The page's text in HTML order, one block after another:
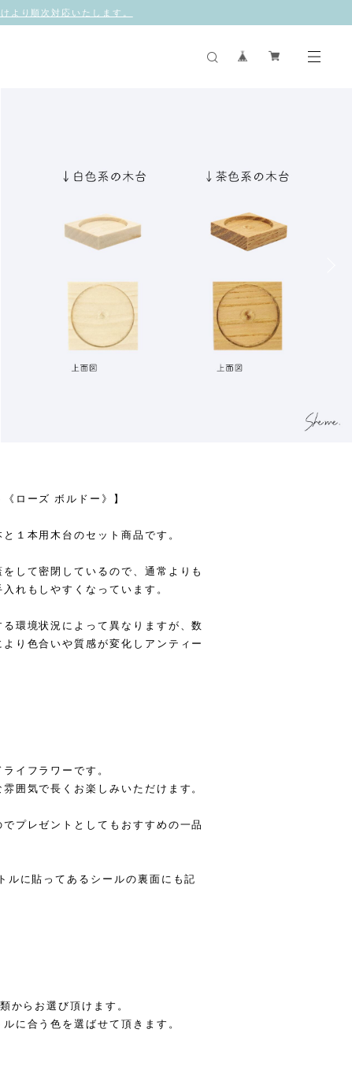
より順次対応いたします。
ローズ ボルドー》】
１本用木台のセット商品です。
して密閉しているので、通常よりも
れもしやすくなっています。
環境状況によって異なりますが、数
り色合いや質感が変化しアンティー
イフラワーです。
囲気で長くお楽しみいただけます。
プレゼントとしてもおすすめの一品
ルに貼ってあるシールの裏面にも記
からお選び頂けます。
に合う色を選ばせて頂きます。